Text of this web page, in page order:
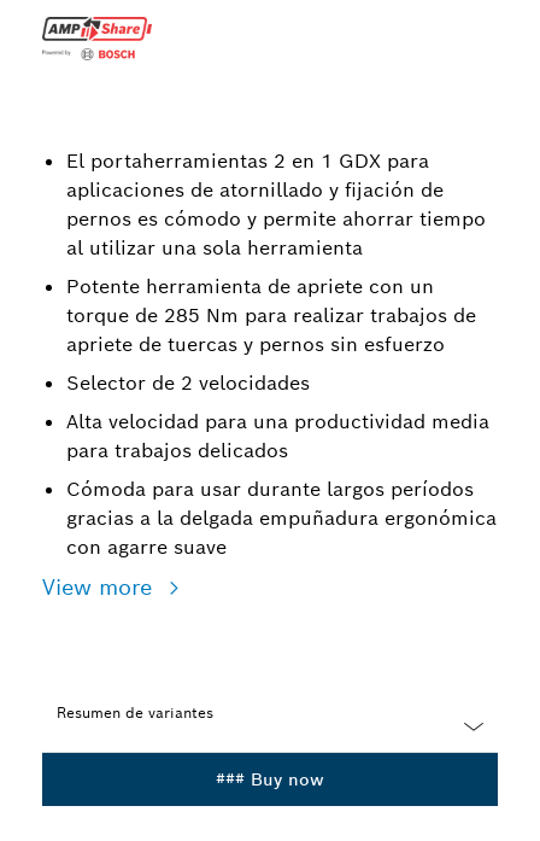
El portaherramientas 2 en 1 GDX para
aplicaciones de atornillado y fijación de
pernos es cómodo y permite ahorrar tiempo
al utilizar una sola herramienta
Potente herramienta de apriete con un
torque de 285 Nm para realizar trabajos de
apriete de tuercas y pernos sin esfuerzo
Selector de 2 velocidades
Alta velocidad para una productividad media
para trabajos delicados
Cómoda para usar durante largos períodos
gracias a la delgada empuñadura ergonómica
con agarre suave
View more
Resumen de variantes
### Buy now